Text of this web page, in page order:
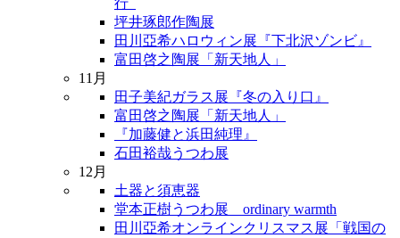
坪井琢郎作陶展
田川亞希ハロウィン展『下北沢ゾンビ』
富田啓之陶展「新天地人」
11月
田子美紀ガラス展『冬の入り口』
富田啓之陶展「新天地人」
『加藤健と浜田純理』
石田裕哉うつわ展
12月
土器と須恵器
堂本正樹うつわ展 ordinary warmth
田川亞希オンラインクリスマス展「戦国の